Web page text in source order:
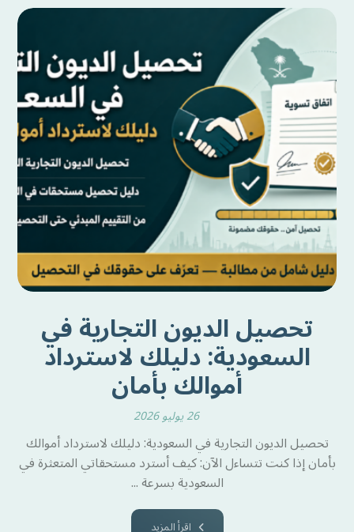
تحصيل الديون التجارية في
السعودية: دليلك لاسترداد
أموالك بأمان
26 يوليو 2026
تحصيل الديون التجارية في السعودية: دليلك لاسترداد أموالك
بأمان إذا كنت تتساءل الآن: كيف أسترد مستحقاتي المتعثرة في
السعودية بسرعة ...
اقرأ المزيد